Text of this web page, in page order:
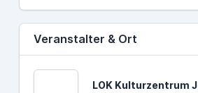
Veranstalter & Ort
LOK Kulturzentrum